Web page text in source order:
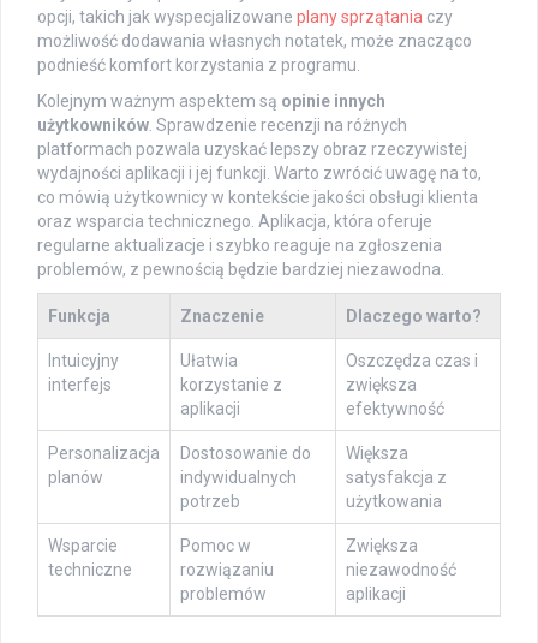
opcji, takich jak wyspecjalizowane plany sprzątania czy
możliwość dodawania własnych notatek, może znacząco
podnieść komfort korzystania z programu.
Kolejnym ważnym aspektem są opinie innych
użytkowników . Sprawdzenie recenzji na różnych
platformach pozwala uzyskać lepszy obraz rzeczywistej
wydajności aplikacji i jej funkcji. Warto zwrócić uwagę na to,
co mówią użytkownicy w kontekście jakości obsługi klienta
oraz wsparcia technicznego. Aplikacja, która oferuje
regularne aktualizacje i szybko reaguje na zgłoszenia
problemów, z pewnością będzie bardziej niezawodna.
Funkcja Znaczenie Dlaczego warto?
Intuicyjny
interfejs
Ułatwia
korzystanie z
aplikacji
Oszczędza czas i
zwiększa
efektywność
Personalizacja
planów
Dostosowanie do
indywidualnych
potrzeb
Większa
satysfakcja z
użytkowania
Wsparcie
techniczne
Pomoc w
rozwiązaniu
problemów
Zwiększa
niezawodność
aplikacji